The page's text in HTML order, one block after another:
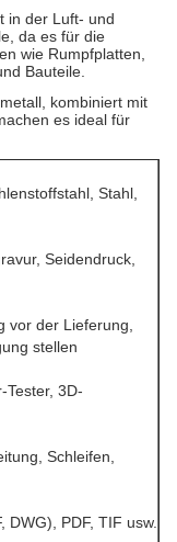
in der Luft- und
da es für die
wie Rumpfplatten,
Bauteile.
kombiniert mit
es ideal für
Stahl,
Seidendruck,
vor der Lieferung,
stellen
Tester, 3D-
Schleifen,
DWG), PDF, TIF usw.